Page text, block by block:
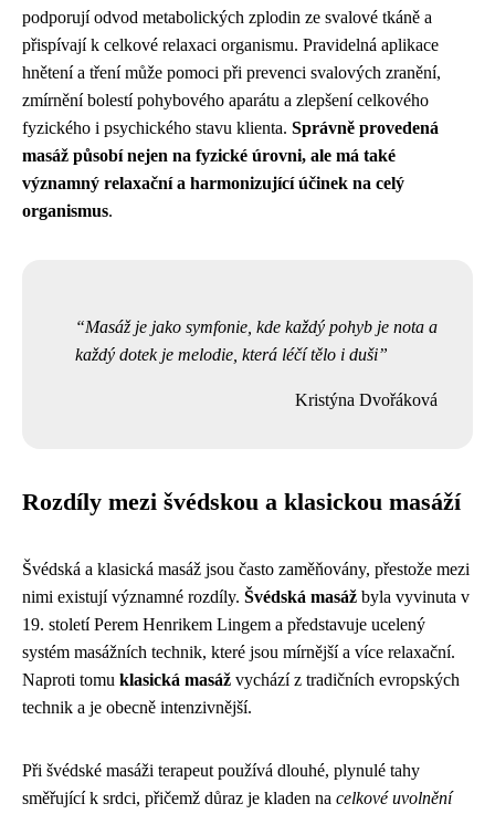
podporují odvod metabolických zplodin ze svalové tkáně a
přispívají k celkové relaxaci organismu. Pravidelná aplikace
hnětení a tření může pomoci při prevenci svalových zranění,
zmírnění bolestí pohybového aparátu a zlepšení celkového
fyzického i psychického stavu klienta. Správně provedená
masáž působí nejen na fyzické úrovni, ale má také
významný relaxační a harmonizující účinek na celý
organismus.
Masáž je jako symfonie, kde každý pohyb je nota a
každý dotek je melodie, která léčí tělo i duši
Kristýna Dvořáková
Rozdíly mezi švédskou a klasickou masáží
Švédská a klasická masáž jsou často zaměňovány, přestože mezi
nimi existují významné rozdíly. Švédská masáž byla vyvinuta v
19. století Perem Henrikem Lingem a představuje ucelený
systém masážních technik, které jsou mírnější a více relaxační.
Naproti tomu klasická masáž vychází z tradičních evropských
technik a je obecně intenzivnější.
Při švédské masáži terapeut používá dlouhé, plynulé tahy
směřující k srdci, přičemž důraz je kladen na celkové uvolnění